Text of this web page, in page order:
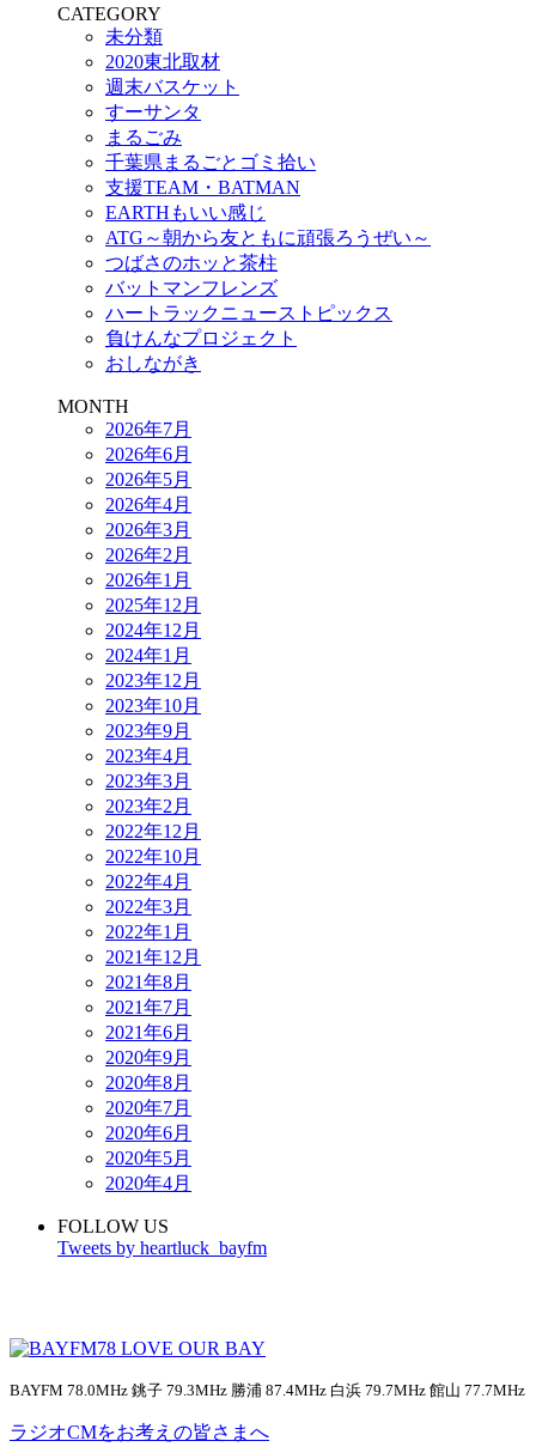
CATEGORY
未分類
2020東北取材
週末バスケット
すーサンタ
まるごみ
千葉県まるごとゴミ拾い
支援TEAM・BATMAN
EARTHもいい感じ
ATG～朝から友ともに頑張ろうぜい～
つばさのホッと茶柱
バットマンフレンズ
ハートラックニューストピックス
負けんなプロジェクト
おしながき
MONTH
2026年7月
2026年6月
2026年5月
2026年4月
2026年3月
2026年2月
2026年1月
2025年12月
2024年12月
2024年1月
2023年12月
2023年10月
2023年9月
2023年4月
2023年3月
2023年2月
2022年12月
2022年10月
2022年4月
2022年3月
2022年1月
2021年12月
2021年8月
2021年7月
2021年6月
2020年9月
2020年8月
2020年7月
2020年6月
2020年5月
2020年4月
FOLLOW US
Tweets by heartluck_bayfm
BAYFM 78.0MHz 銚子 79.3MHz 勝浦 87.4MHz 白浜 79.7MHz 館山 77.7MHz
ラジオCMをお考えの皆さまへ